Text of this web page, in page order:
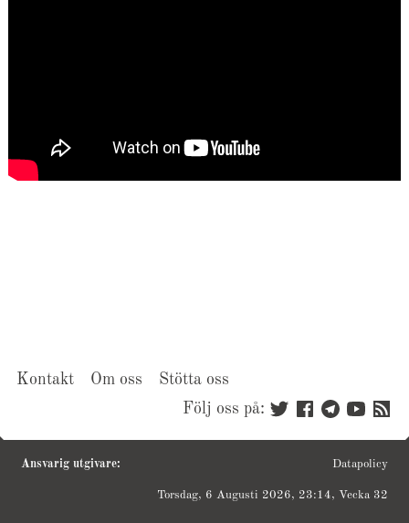
Kontakt Om oss
Stötta oss
Följ oss på:
Ansvarig utgivare: Datapolicy
Torsdag, 6 Augusti 2026, 23:14, Vecka 32